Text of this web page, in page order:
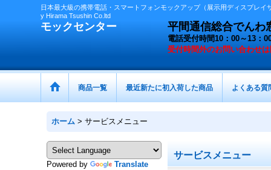
日本最大級の携帯電話・スマートフォンモックアップ（展示用ディスプ
y Hirama Tsushin Co.ltd
モックセンター 平間通信総合でん
電話受付時間10：00～13
受付時間外のお問い合わせ
商品一覧 最近新たに初入荷した商品 よくある質
ホーム > サービスメニュー
Powered by Translate
サービスメニュー